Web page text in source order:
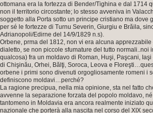
ottomana era la fortezza di Bender/Tighina e dal 1714
non il territorio circostante; lo stesso avveniva in
soggetto alla Porta sotto un principe cristiano ma dove
per sé le fortezze di Turnu Severin, Giurgiu e Brăila,
Adrianopoli/Edirne del 14/9/1829 n.s).
Orbene, prma del 1812, non vi era alcuna
dialetto, se non piccole sfumature del tutto normali..noi
qualcosa) fra un moldavo di Roman, Huşi, Paşcani,
di Chişinău, Orhei, Bălţi, Soroca, Leova e
orbene i primi sono divenuti orgogliosamente romeni i
definiscono moldavi…perché?
La ragione precipua, nella mia opinione, sta nel fatto
avvenne la separazione forzata del popolo moldavo,
tantomeno in Moldavia era ancora realmente iniziato
nazionale che porterà alla nascita nel corso del XIX